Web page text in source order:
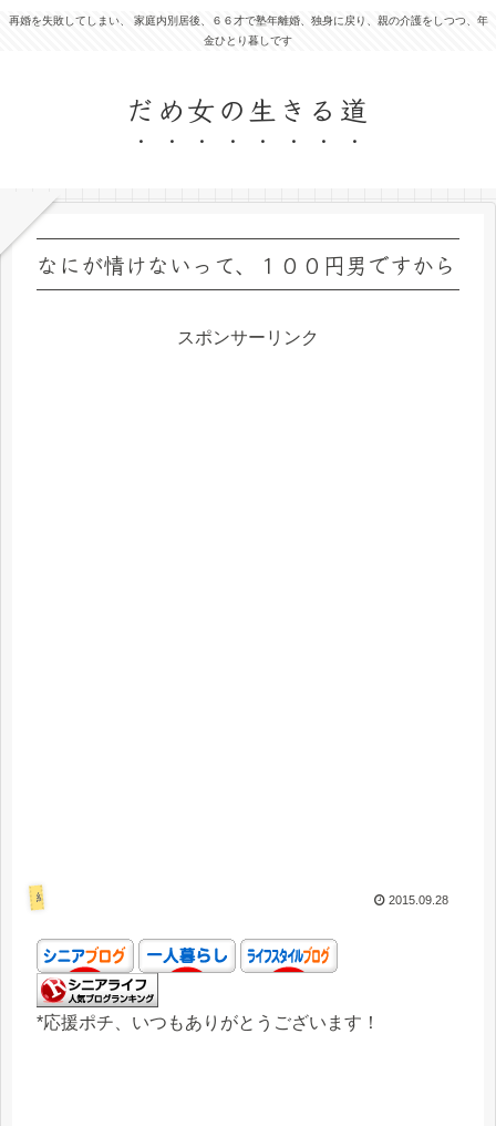
再婚を失敗してしまい、 家庭内別居後、６６才で塾年離婚、独身に戻り、親の介護をしつつ、年
金ひとり暮しです
だめ女の生きる道
なにが情けないって、１００円男ですから
スポンサーリンク
結婚失敗 2015.09.28
*応援ポチ、いつもありがとうございます！